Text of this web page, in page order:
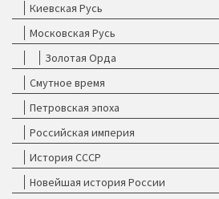
Киевская Русь
Московская Русь
Золотая Орда
Смутное время
Петровская эпоха
Российская империя
История СССР
Новейшая история России